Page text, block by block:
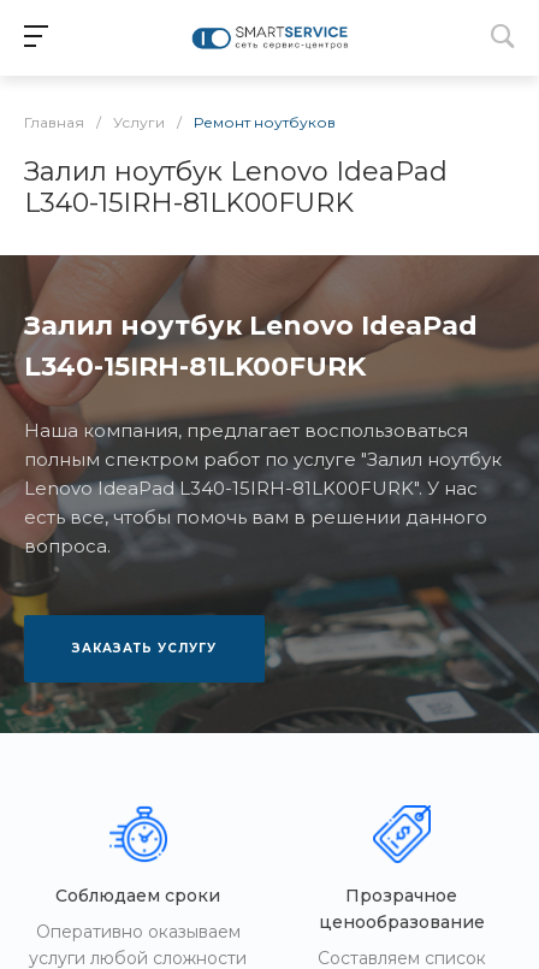
Главная / Услуги / Ремонт ноутбуков
Залил ноутбук Lenovo IdeaPad
L340-15IRH-81LK00FURK
Залил ноутбук Lenovo IdeaPad
L340-15IRH-81LK00FURK
Наша компания, предлагает воспользоваться
полным спектром работ по услуге "Залил ноутбук
Lenovo IdeaPad L340-15IRH-81LK00FURK". У нас
есть все, чтобы помочь вам в решении данного
вопроса.
ЗАКАЗАТЬ УСЛУГУ
Соблюдаем сроки
Оперативно оказываем
услуги любой сложности
Прозрачное
ценообразование
Составляем список